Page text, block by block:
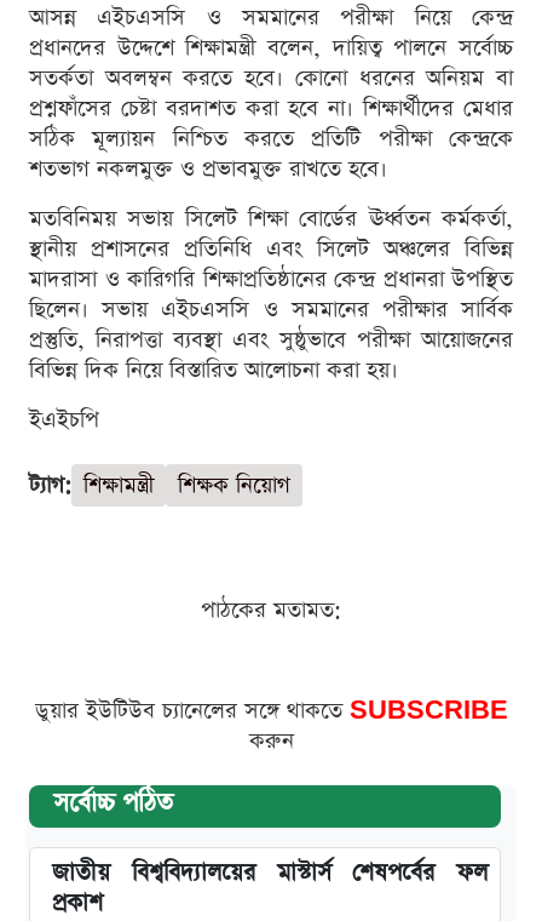
আসন্ন এইচএসসি ও সমমানের পরীক্ষা নিয়ে কেন্দ্র
প্রধানদের উদ্দেশে শিক্ষামন্ত্রী বলেন, দায়িত্ব পালনে সর্বোচ্চ
সতর্কতা অবলম্বন করতে হবে। কোনো ধরনের অনিয়ম বা
প্রশ্নফাঁসের চেষ্টা বরদাশত করা হবে না। শিক্ষার্থীদের মেধার
সঠিক মূল্যায়ন নিশ্চিত করতে প্রতিটি পরীক্ষা কেন্দ্রকে
শতভাগ নকলমুক্ত ও প্রভাবমুক্ত রাখতে হবে।
মতবিনিময় সভায় সিলেট শিক্ষা বোর্ডের ঊর্ধ্বতন কর্মকর্তা,
স্থানীয় প্রশাসনের প্রতিনিধি এবং সিলেট অঞ্চলের বিভিন্ন
মাদরাসা ও কারিগরি শিক্ষাপ্রতিষ্ঠানের কেন্দ্র প্রধানরা উপস্থিত
ছিলেন। সভায় এইচএসসি ও সমমানের পরীক্ষার সার্বিক
প্রস্তুতি, নিরাপত্তা ব্যবস্থা এবং সুষ্ঠুভাবে পরীক্ষা আয়োজনের
বিভিন্ন দিক নিয়ে বিস্তারিত আলোচনা করা হয়।
ইএইচপি
ট্যাগ: শিক্ষামন্ত্রী শিক্ষক নিয়োগ
পাঠকের মতামত:
ডুয়ার ইউটিউব চ্যানেলের সঙ্গে থাকতে SUBSCRIBE
করুন
সর্বোচ্চ পঠিত
জাতীয় বিশ্ববিদ্যালয়ের মাস্টার্স শেষপর্বের ফল
প্রকাশ